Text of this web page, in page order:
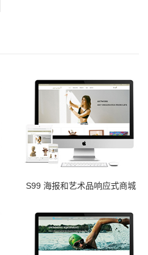
S99 海报和艺术品响应式商城